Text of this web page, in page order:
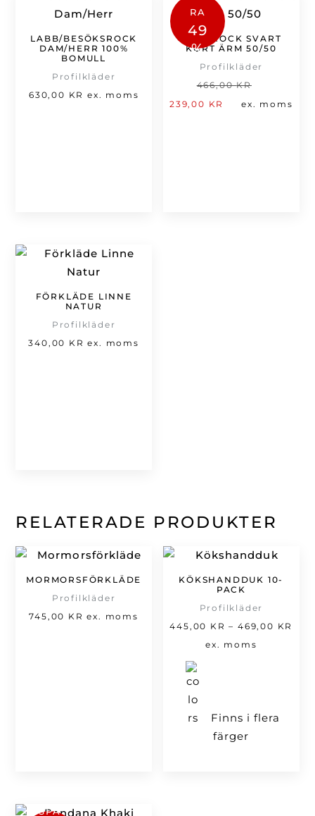
LABB/BESÖKSROCK
DAM/HERR 100%
BOMULL
Profilkläder
630,00 KR ex. moms
RA
49
%
KOCKROCK SVART
KORT ÄRM 50/50
Profilkläder
466,00KR
239,00 KR
Det
ex. moms
FÖRKLÄDE LINNE
NATUR
Profilkläder
340,00 KR ex. moms
RELATERADE PRODUKTER
MORMORSFÖRKLÄDE
Profilkläder
745,00 KR ex. moms
KÖKSHANDDUK 10-
PACK
Profilkläder
445,00 KR – 469,00 KR
ex. moms
Finns i flera
färger
SPA